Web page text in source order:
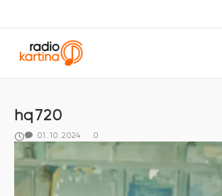
hq720
01.10.2024 0